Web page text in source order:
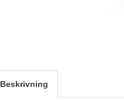
Beskrivning